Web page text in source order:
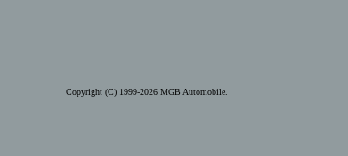
Copyright (C) 1999-2026 MGB Automobile.